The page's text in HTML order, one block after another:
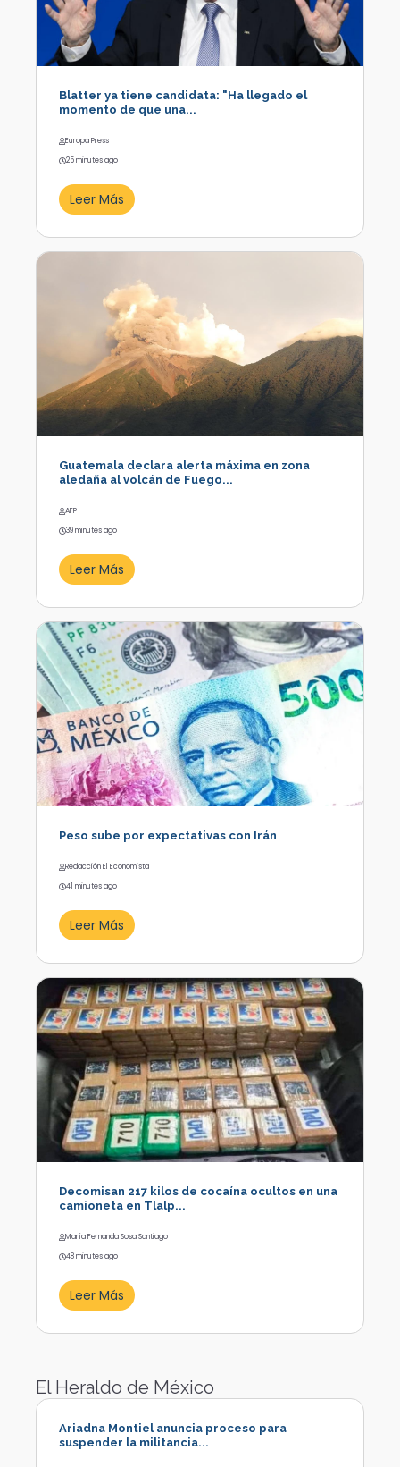
Blatter ya tiene candidata: "Ha llegado el
momento de que una...
Europa Press
25 minutes ago
Leer Más
Guatemala declara alerta máxima en zona
aledaña al volcán de Fuego...
AFP
39 minutes ago
Leer Más
Peso sube por expectativas con Irán
Redacción El Economista
41 minutes ago
Leer Más
Decomisan 217 kilos de cocaína ocultos en una
camioneta en Tlalp...
María Fernanda Sosa Santiago
48 minutes ago
Leer Más
El Heraldo de México
Ariadna Montiel anuncia proceso para
suspender la militancia...